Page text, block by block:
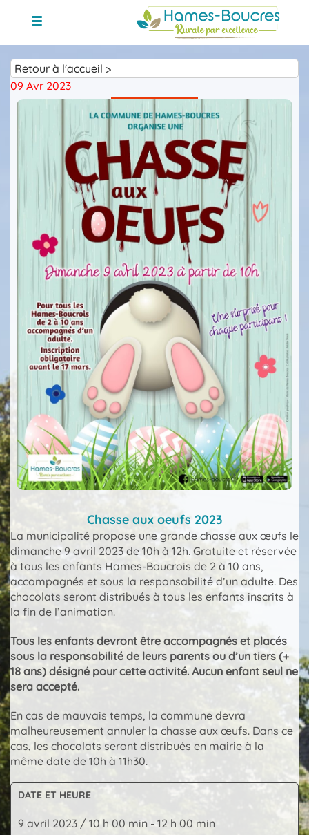
Retour à l'accueil >
09 Avr 2023
Chasse aux oeufs 2023
La municipalité propose une grande chasse aux œufs le
dimanche 9 avril 2023 de 10h à 12h. Gratuite et réservée
à tous les enfants Hames-Boucrois de 2 à 10 ans,
accompagnés et sous la responsabilité d’un adulte. Des
chocolats seront distribués à tous les enfants inscrits à
la fin de l’animation.
Tous les enfants devront être accompagnés et placés
sous la responsabilité de leurs parents ou d’un tiers (+
18 ans) désigné pour cette activité. Aucun enfant seul ne
sera accepté.
En cas de mauvais temps, la commune devra
malheureusement annuler la chasse aux œufs. Dans ce
cas, les chocolats seront distribués en mairie à la
même date de 10h à 11h30.
DATE ET HEURE
9 avril 2023 / 10 h 00 min - 12 h 00 min